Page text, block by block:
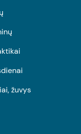
žuvys